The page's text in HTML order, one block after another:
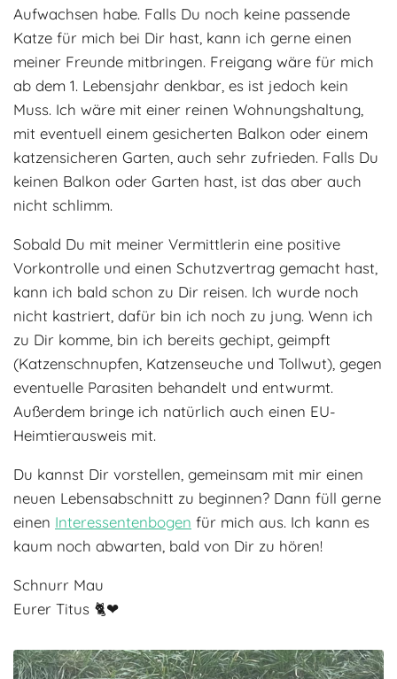
Aufwachsen habe. Falls Du noch keine passende
Katze für mich bei Dir hast, kann ich gerne einen
meiner Freunde mitbringen. Freigang wäre für mich
ab dem 1. Lebensjahr denkbar, es ist jedoch kein
Muss. Ich wäre mit einer reinen Wohnungshaltung,
mit eventuell einem gesicherten Balkon oder einem
katzensicheren Garten, auch sehr zufrieden. Falls Du
keinen Balkon oder Garten hast, ist das aber auch
nicht schlimm.
Sobald Du mit meiner Vermittlerin eine positive
Vorkontrolle und einen Schutzvertrag gemacht hast,
kann ich bald schon zu Dir reisen. Ich wurde noch
nicht kastriert, dafür bin ich noch zu jung. Wenn ich
zu Dir komme, bin ich bereits gechipt, geimpft
(Katzenschnupfen, Katzenseuche und Tollwut), gegen
eventuelle Parasiten behandelt und entwurmt.
Außerdem bringe ich natürlich auch einen EU-
Heimtierausweis mit.
Du kannst Dir vorstellen, gemeinsam mit mir einen
neuen Lebensabschnitt zu beginnen? Dann füll gerne
einen Interessentenbogen für mich aus. Ich kann es
kaum noch abwarten, bald von Dir zu hören!
Schnurr Mau
Eurer Titus 🐈❤